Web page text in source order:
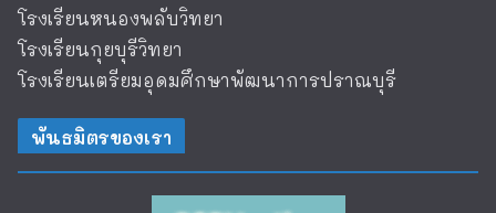
โรงเรียนหนองพลับวิทยา
โรงเรียนกุยบุรีวิทยา
โรงเรียนเตรียมอุดมศึกษาพัฒนาการปราณบุรี
พันธมิตรของเรา